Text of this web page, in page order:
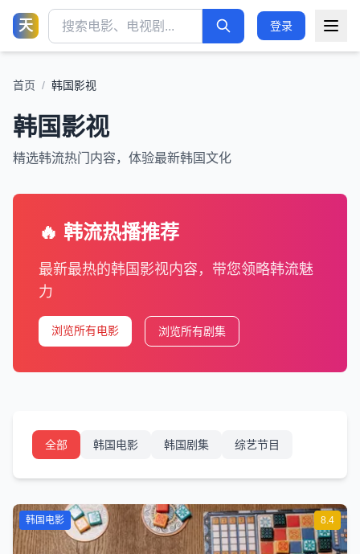
天 登录
首页 / 韩国影视
韩国影视
精选韩流热门内容，体验最新韩国文化
🔥 韩流热播推荐
最新最热的韩国影视内容，带您领略韩流魅
力
浏览所有电影 浏览所有剧集
全部 韩国电影 韩国剧集 综艺节目
8.4
韩国电影